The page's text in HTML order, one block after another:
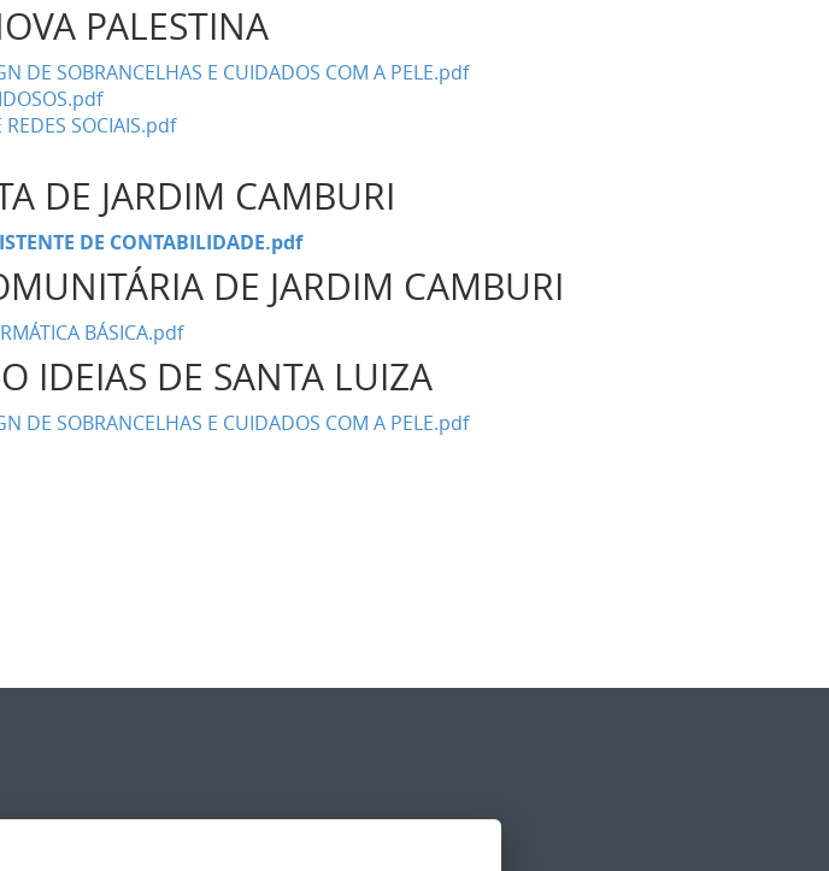
PALESTINA
DE SOBRANCELHAS E CUIDADOS COM A PELE.pdf
SOCIAIS.pdf
DE JARDIM CAMBURI
DE CONTABILIDADE.pdf
DE JARDIM CAMBURI
BÁSICA.pdf
IDEIAS DE SANTA LUIZA
DE SOBRANCELHAS E CUIDADOS COM A PELE.pdf